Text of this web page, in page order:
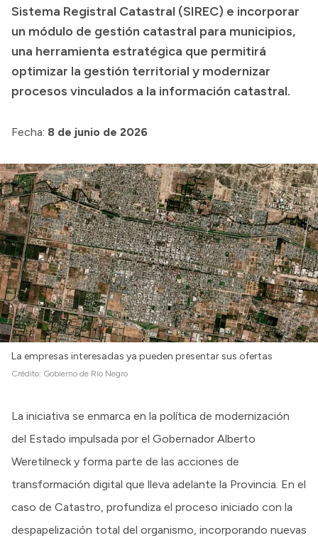
Accesos directos
SIU GUARANÍ
SECUNDARIO
TECNICATURAS
Sistema Registral Catastral (SIREC) e incorporar
un módulo de gestión catastral para municipios,
una herramienta estratégica que permitirá
optimizar la gestión territorial y modernizar
procesos vinculados a la información catastral.
Fecha: 8 de junio de 2026
La empresas interesadas ya pueden presentar sus ofertas
Crédito: Gobierno de Río Negro
La iniciativa se enmarca en la política de modernización
del Estado impulsada por el Gobernador Alberto
Weretilneck y forma parte de las acciones de
transformación digital que lleva adelante la Provincia. En el
caso de Catastro, profundiza el proceso iniciado con la
despapelización total del organismo, incorporando nuevas